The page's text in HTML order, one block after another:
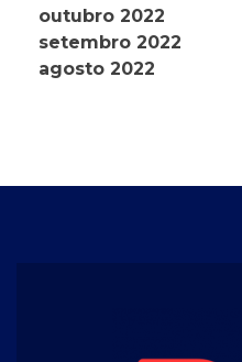
outubro 2022
setembro 2022
agosto 2022